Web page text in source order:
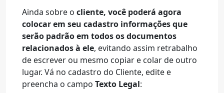
Ainda sobre o cliente, você poderá agora
colocar em seu cadastro informações que
serão padrão em todos os documentos
relacionados à ele, evitando assim retrabalho
de escrever ou mesmo copiar e colar de outro
lugar. Vá no cadastro do Cliente, edite e
preencha o campo Texto Legal: